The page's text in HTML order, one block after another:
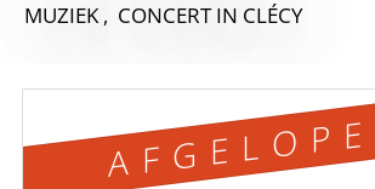
MUZIEK , CONCERTIN CLÉCY